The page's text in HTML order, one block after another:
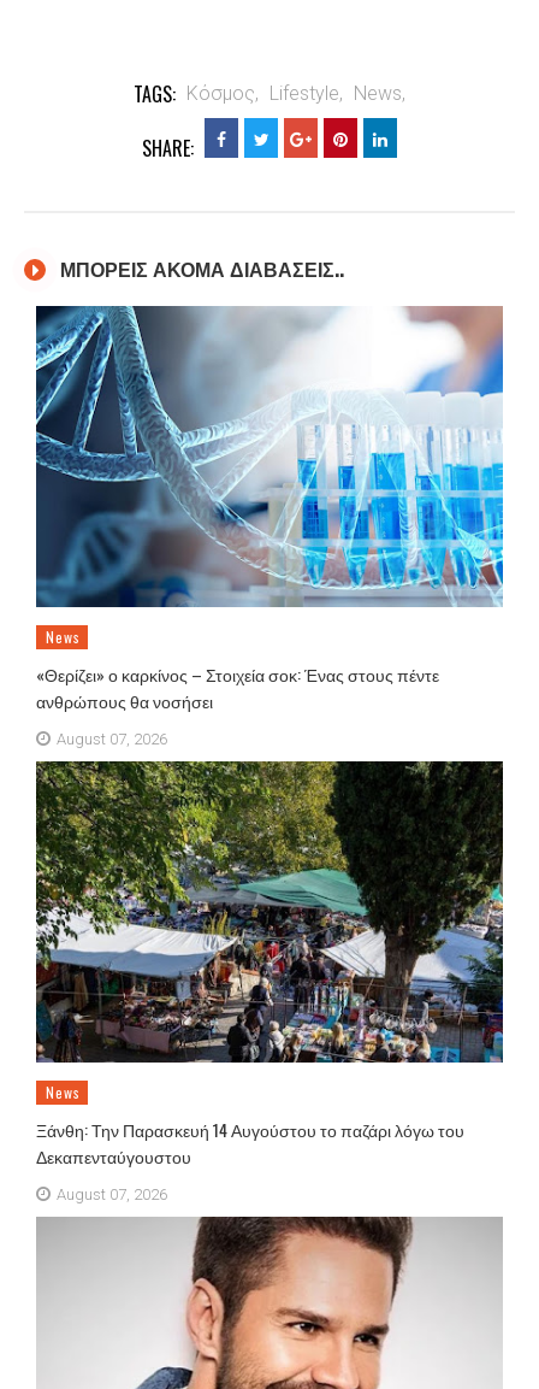
TAGS: Κόσμος, Lifestyle, News,
SHARE:
ΜΠΟΡΕΙΣ ΑΚΟΜΑ ΔΙΑΒΑΣΕΙΣ..
News
«Θερίζει» ο καρκίνος – Στοιχεία σοκ: Ένας στους πέντε
ανθρώπους θα νοσήσει
August 07, 2026
News
Ξάνθη: Την Παρασκευή 14 Αυγούστου το παζάρι λόγω του
Δεκαπενταύγουστου
August 07, 2026